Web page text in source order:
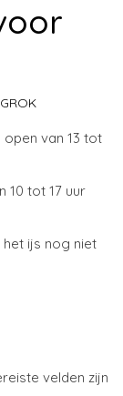
van 13 tot
10 tot 17 uur
ijs nog niet
velden zijn